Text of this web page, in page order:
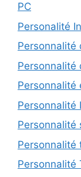
PC
Personalité
Personnalité
Personnalité
Personnalité
Personnalité
Personnalité
Personnalité
Personnalité